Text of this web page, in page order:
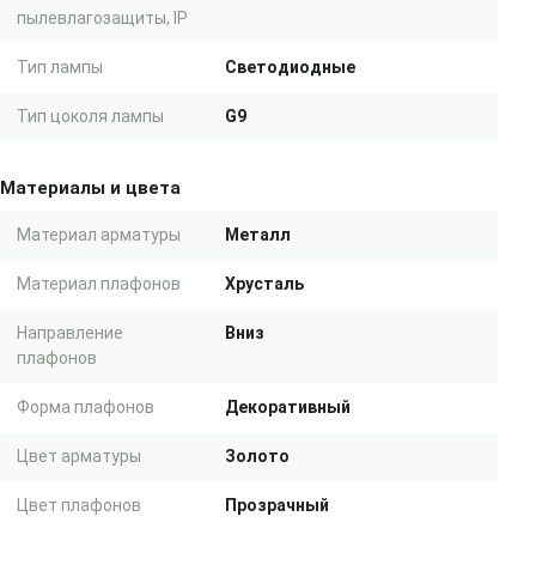
пылевлагозащиты, IP
Тип лампы Светодиодные
Тип цоколя лампы G9
Материалы и цвета
Материал арматуры Металл
Материал плафонов Хрусталь
Направление
плафонов
Вниз
Форма плафонов Декоративный
Цвет арматуры Золото
Цвет плафонов Прозрачный